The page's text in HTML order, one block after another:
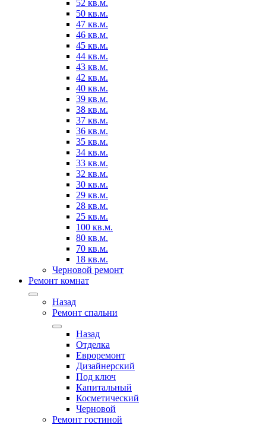
52 кв.м.
50 кв.м.
47 кв.м.
46 кв.м.
45 кв.м.
44 кв.м.
43 кв.м.
42 кв.м.
40 кв.м.
39 кв.м.
38 кв.м.
37 кв.м.
36 кв.м.
35 кв.м.
34 кв.м.
33 кв.м.
32 кв.м.
30 кв.м.
29 кв.м.
28 кв.м.
25 кв.м.
100 кв.м.
80 кв.м.
70 кв.м.
18 кв.м.
Черновой ремонт
Ремонт комнат
Назад
Ремонт спальни
Назад
Отделка
Евроремонт
Дизайнерский
Под ключ
Капитальный
Косметический
Черновой
Ремонт гостиной